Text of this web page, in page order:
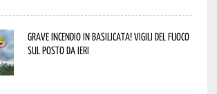
Grave incendio in Basilicata! Vigili del fuoco
sul posto da ieri